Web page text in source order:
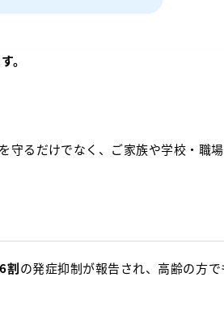
。
守るだけでなく、ご家族や学校・職
割の発症抑制が報告され、高齢の方で